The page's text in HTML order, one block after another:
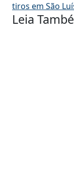
tiros em São
Leia